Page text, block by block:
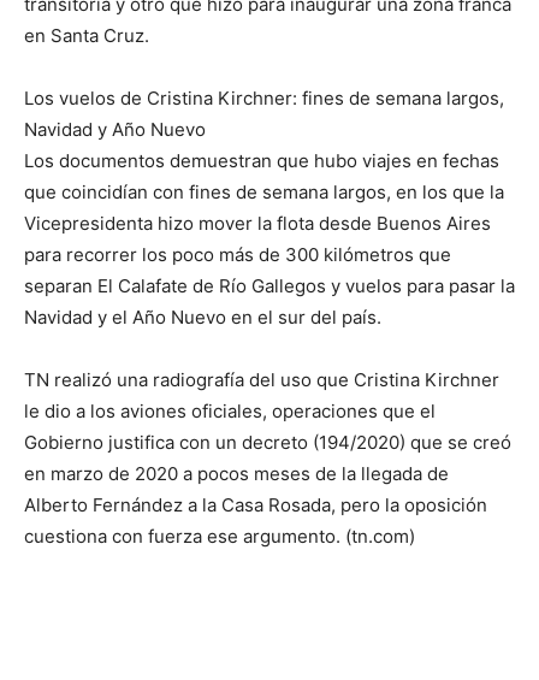
en Santa Cruz.
Los vuelos de Cristina Kirchner: fines de semana largos,
Navidad y Año Nuevo
Los documentos demuestran que hubo viajes en fechas
que coincidían con fines de semana largos, en los que la
Vicepresidenta hizo mover la flota desde Buenos Aires
para recorrer los poco más de 300 kilómetros que
separan El Calafate de Río Gallegos y vuelos para pasar la
Navidad y el Año Nuevo en el sur del país.
TN realizó una radiografía del uso que Cristina Kirchner
le dio a los aviones oficiales, operaciones que el
Gobierno justifica con un decreto (194/2020) que se creó
en marzo de 2020 a pocos meses de la llegada de
Alberto Fernández a la Casa Rosada, pero la oposición
cuestiona con fuerza ese argumento. (tn.com)